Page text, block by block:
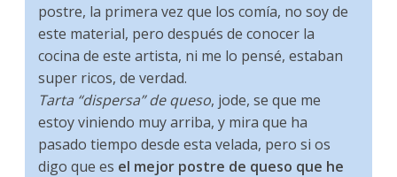
postre, la primera vez que los comía, no soy de
este material, pero después de conocer la
cocina de este artista, ni me lo pensé, estaban
super ricos, de verdad.
Tarta “dispersa” de queso, jode, se que me
estoy viniendo muy arriba, y mira que ha
pasado tiempo desde esta velada, pero si os
digo que es el mejor postre de queso que he